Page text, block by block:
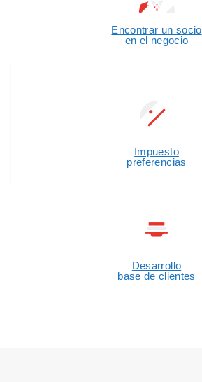
Encontrar un socio
en el negocio
Impuesto
preferencias
Desarrollo
base de clientes